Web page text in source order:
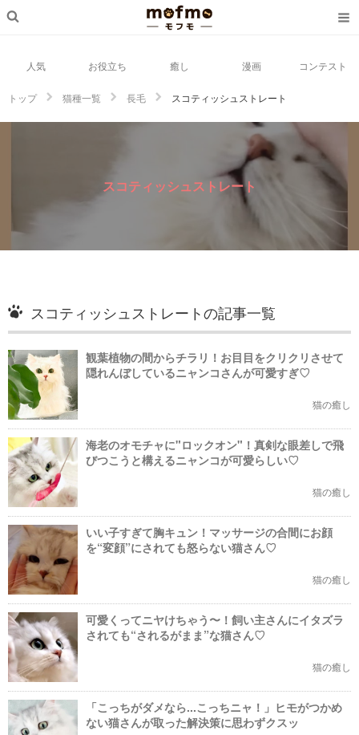
人気 お役立ち 癒し 漫画 コンテスト
トップ 猫種一覧 長毛 スコティッシュストレート
スコティッシュストレート
スコティッシュストレートの記事一覧
観葉植物の間からチラリ！お目目をクリクリさせて
隠れんぼしているニャンコさんが可愛すぎ♡
猫の癒し
海老のオモチャに"ロックオン"！真剣な眼差しで飛
びつこうと構えるニャンコが可愛らしい♡
猫の癒し
いい子すぎて胸キュン！マッサージの合間にお顔
を“変顔”にされても怒らない猫さん♡
猫の癒し
可愛くってニヤけちゃう〜！飼い主さんにイタズラ
されても“されるがまま”な猫さん♡
猫の癒し
「こっちがダメなら...こっちニャ！」ヒモがつかめ
ない猫さんが取った解決策に思わずクスッ